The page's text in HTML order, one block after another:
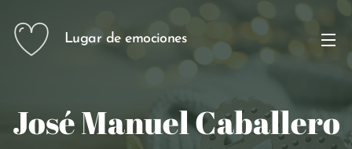
Lugar de emociones
José Manuel Caballero